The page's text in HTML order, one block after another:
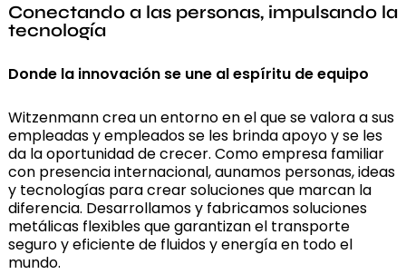
Conectando a las personas, impulsando la
tecnología
Donde la innovación se une al espíritu de equipo
Witzenmann crea un entorno en el que se valora a sus
empleadas y empleados se les brinda apoyo y se les
da la oportunidad de crecer. Como empresa familiar
con presencia internacional, aunamos personas, ideas
y tecnologías para crear soluciones que marcan la
diferencia. Desarrollamos y fabricamos soluciones
metálicas flexibles que garantizan el transporte
seguro y eficiente de fluidos y energía en todo el
mundo.